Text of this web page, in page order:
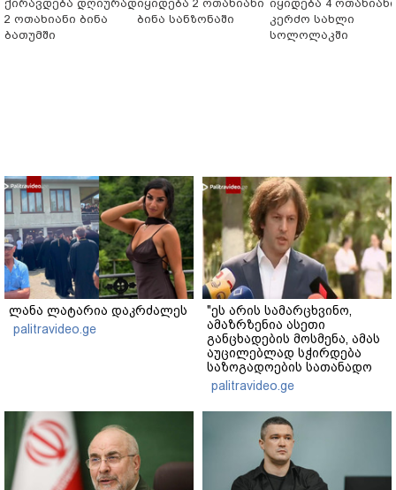
ქირავდება დღიურად
2 ოთახიანი ბინა
ბათუმში
იყიდება 2 ოთახიანი
ბინა სანზონაში
იყიდება 4 ოთახიანი
კერძო სახლი
სოლოლაკში
ლანა ლატარია დაკრძალეს
palitravideo.ge
"ეს არის სამარცხვინო,
ამაზრზენია ასეთი
განცხადების მოსმენა, ამას
აუცილებლად სჭირდება
საზოგადოების სათანადო
რეაქცია" - ირაკლი
კობახიძე
palitravideo.ge